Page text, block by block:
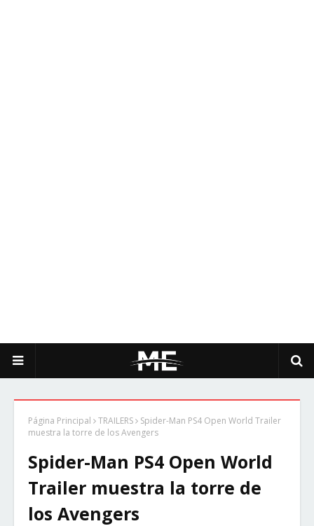
Página Principal TRAILERS
Spider-Man PS4 Open World Trailer
muestra la torre de los Avengers
Spider-Man PS4 Open World
Trailer muestra la torre de
los Avengers